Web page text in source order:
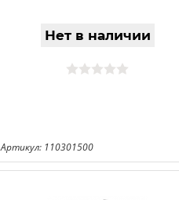
Нет в наличии
Артикул: 110301500